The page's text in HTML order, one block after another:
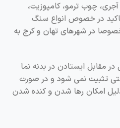
چوب ترمو، کامپوزیت،
در خصوص انواع سنگ
در شهرهای تهان و کرج به
مقابل ایستادن در بدنه نما
تثبیت نمی شود و در صورت
امکان رها شدن و کنده شدن